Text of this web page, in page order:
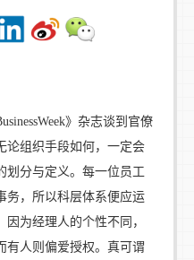
》杂志谈到官僚
论组织手段如何，一定会
划分与定义。每一位员工
务，所以科层体系便应运
为经理人的个性不同，
有人则偏爱授权。真可谓